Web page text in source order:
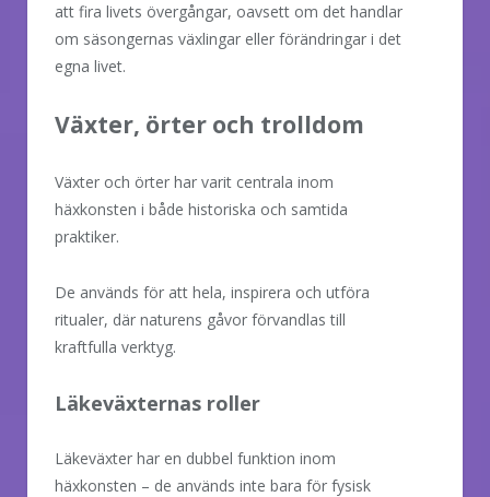
att fira livets övergångar, oavsett om det handlar
om säsongernas växlingar eller förändringar i det
egna livet.
Växter, örter och trolldom
Växter och örter har varit centrala inom
häxkonsten i både historiska och samtida
praktiker.
De används för att hela, inspirera och utföra
ritualer, där naturens gåvor förvandlas till
kraftfulla verktyg.
Läkeväxternas roller
Läkeväxter har en dubbel funktion inom
häxkonsten – de används inte bara för fysisk